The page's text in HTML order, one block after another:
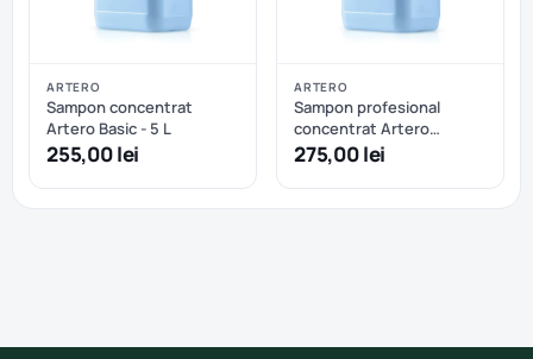
ARTERO
Sampon concentrat
Artero Basic - 5 L
255,00 lei
ARTERO
Sampon profesional
concentrat Artero
TSUNAMI - 5 L
275,00 lei